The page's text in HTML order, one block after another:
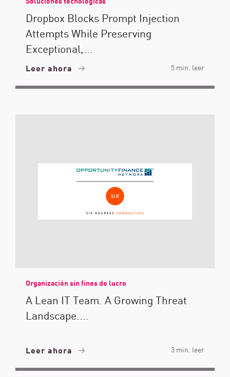
Dropbox Blocks Prompt Injection
Attempts While Preserving
Exceptional,...
Leer ahora 5 min. leer
Organización sin fines de lucro
A Lean IT Team. A Growing Threat
Landscape....
Leer ahora 3 min. leer